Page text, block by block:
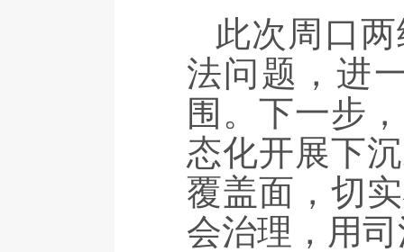
此次周口
法问题，进
围。下一步
态化开展下
覆盖面，切
会治理，用